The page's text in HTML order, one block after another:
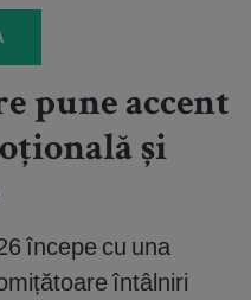
pune accent
și
începe cu una
întâlniri